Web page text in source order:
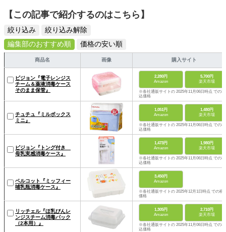
【この記事で紹介するのはこちら】
絞り込み
絞り込み解除
編集部のおすすめ順
価格の安い順
商品名 画像 購入サイト
ピジョン『電子レンジス
チーム＆薬液消毒ケース
そのまま保管』
2,280円
Amazon
5,700円
楽天市場
※各社通販サイトの 2025年11月06日時点 での税
込価格
チュチュ『ミルボックス
ミニ』
1,051円
Amazon
1,480円
楽天市場
※各社通販サイトの 2025年11月06日時点 での税
込価格
ピジョン『トング付き
母乳実感消毒ケース』
1,473円
Amazon
1,980円
楽天市場
※各社通販サイトの 2025年11月06日時点 での税
込価格
ベルコット『ミッフィー
哺乳瓶消毒ケース』
3,450円
Amazon
※各社通販サイトの 2025年12月1日時点 での税
価格
リッチェル『ほ乳びんレ
ンジスチーム消毒パック
（2本用）』
1,305円
Amazon
2,710円
楽天市場
※各社通販サイトの 2025年11月06日時点 での税
込価格